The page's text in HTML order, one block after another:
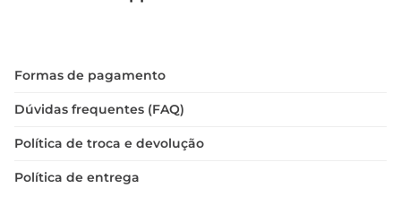
Formas de pagamento
Dúvidas frequentes (FAQ)
Política de troca e devolução
Política de entrega